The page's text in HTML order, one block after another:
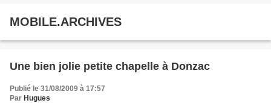
MOBILE.ARCHIVES
Une bien jolie petite chapelle à Donzac
Publié le 31/08/2009 à 17:57
Par Hugues